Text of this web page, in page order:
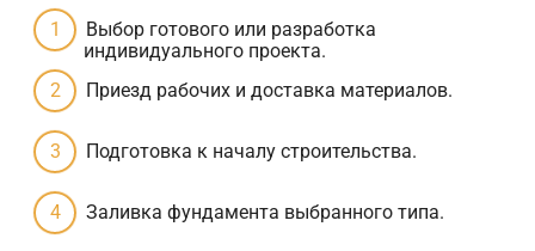
Выбор готового или разработка
индивидуального проекта.
Приезд рабочих и доставка материалов.
Подготовка к началу строительства.
Заливка фундамента выбранного типа.